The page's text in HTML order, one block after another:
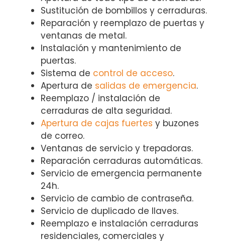
Sustitución de bombillos y cerraduras.
Reparación y reemplazo de puertas y
ventanas de metal.
Instalación y mantenimiento de
puertas.
Sistema de control de acceso.
Apertura de salidas de emergencia.
Reemplazo / instalación de
cerraduras de alta seguridad.
Apertura de cajas fuertes y buzones
de correo.
Ventanas de servicio y trepadoras.
Reparación cerraduras automáticas.
Servicio de emergencia permanente
24h.
Servicio de cambio de contraseña.
Servicio de duplicado de llaves.
Reemplazo e instalación cerraduras
residenciales, comerciales y